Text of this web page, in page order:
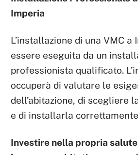
Imperia
L’installazione di una VMC a
essere eseguita da un
professionista qualificato.
occuperà di valutare le
dell’abitazione, di scegliere
e di installarla
Investire nella propria